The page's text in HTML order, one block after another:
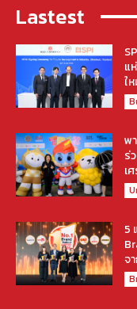
Lastest
แ
ใ
พ
ร่
เ
5
จ